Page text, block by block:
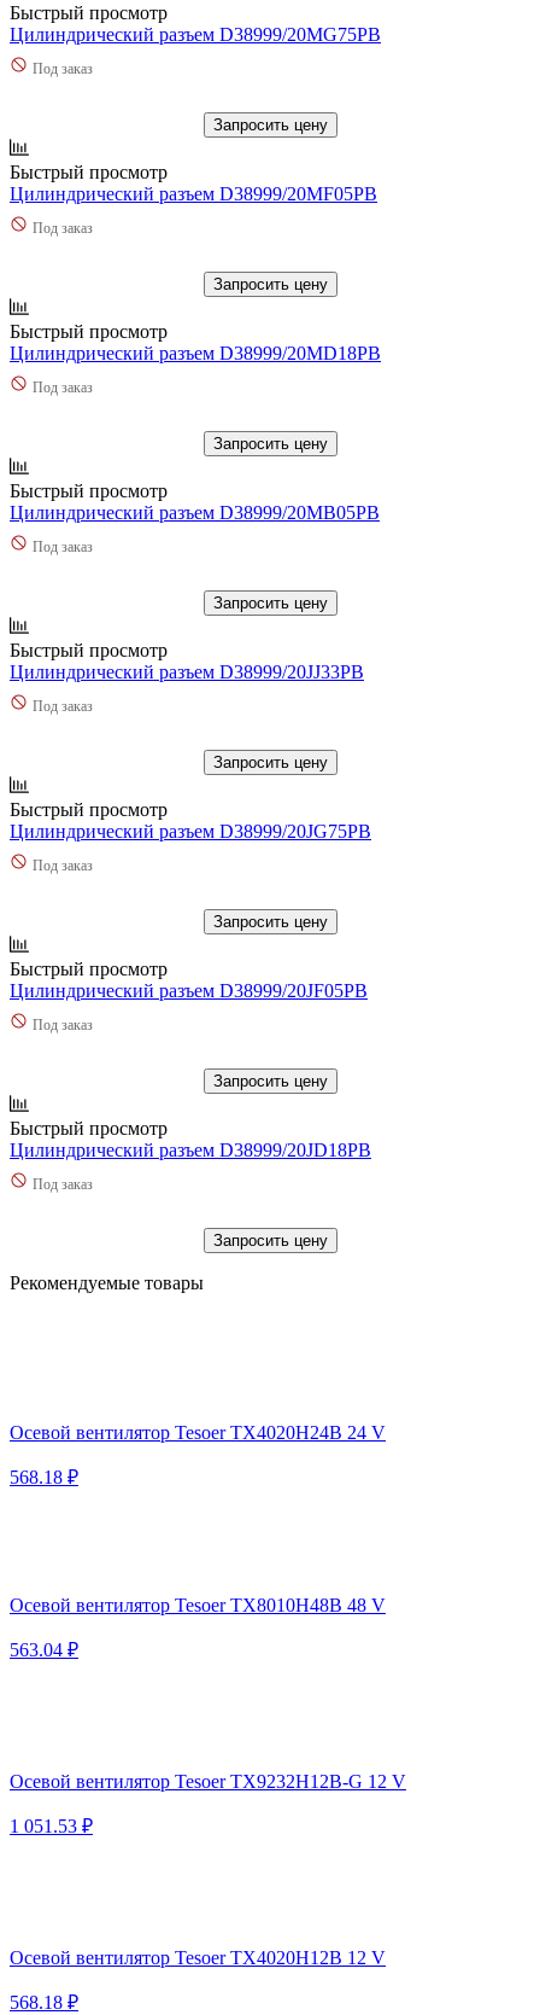
Быстрый просмотр
Цилиндрический разъем D38999/20MG75PB
Под заказ
Запросить цену
Быстрый просмотр
Цилиндрический разъем D38999/20MF05PB
Под заказ
Запросить цену
Быстрый просмотр
Цилиндрический разъем D38999/20MD18PB
Под заказ
Запросить цену
Быстрый просмотр
Цилиндрический разъем D38999/20MB05PB
Под заказ
Запросить цену
Быстрый просмотр
Цилиндрический разъем D38999/20JJ33PB
Под заказ
Запросить цену
Быстрый просмотр
Цилиндрический разъем D38999/20JG75PB
Под заказ
Запросить цену
Быстрый просмотр
Цилиндрический разъем D38999/20JF05PB
Под заказ
Запросить цену
Быстрый просмотр
Цилиндрический разъем D38999/20JD18PB
Под заказ
Запросить цену
Рекомендуемые товары
Осевой вентилятор Tesoer TX4020H24B 24 V
568.18 ₽
Осевой вентилятор Tesoer TX8010H48B 48 V
563.04 ₽
Осевой вентилятор Tesoer TX9232H12B-G 12 V
1 051.53 ₽
Осевой вентилятор Tesoer TX4020H12B 12 V
568.18 ₽